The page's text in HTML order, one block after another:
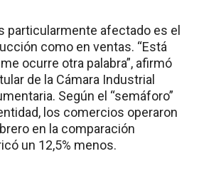
particularmente afectado es el
como en ventas. “Está
ocurre otra palabra”, afirmó
de la Cámara Industrial
Según el “semáforo”
los comercios operaron
en la comparación
un 12,5% menos.